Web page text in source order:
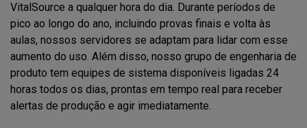
VitalSource a qualquer hora do dia. Durante períodos de
pico ao longo do ano, incluindo provas finais e volta às
aulas, nossos servidores se adaptam para lidar com esse
aumento do uso. Além disso, nosso grupo de engenharia de
produto tem equipes de sistema disponíveis ligadas 24
horas todos os dias, prontas em tempo real para receber
alertas de produção e agir imediatamente.